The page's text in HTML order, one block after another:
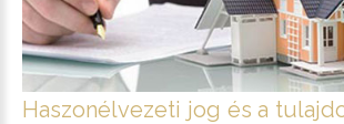
Haszonélvezeti jog és a